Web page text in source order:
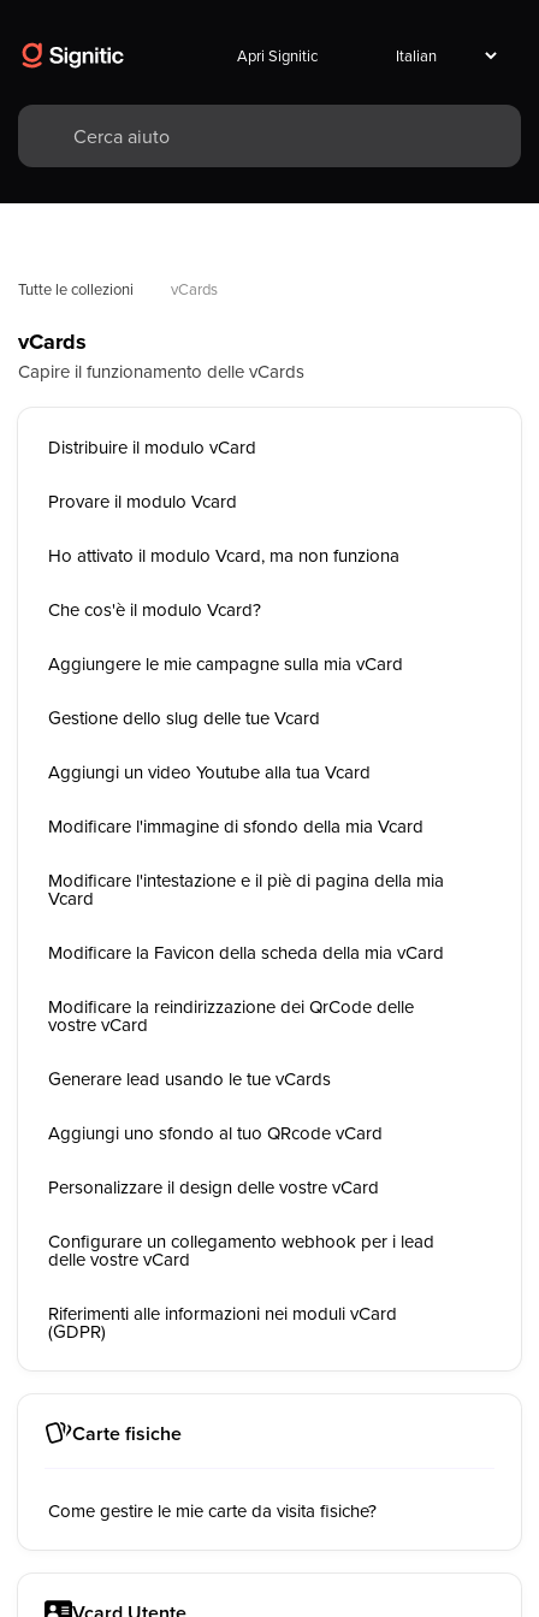
Apri Signitic
Tutte le collezioni vCards
vCards
Capire il funzionamento delle vCards
Distribuire il modulo vCard
Provare il modulo Vcard
Ho attivato il modulo Vcard, ma non funziona
Che cos'è il modulo Vcard?
Aggiungere le mie campagne sulla mia vCard
Gestione dello slug delle tue Vcard
Aggiungi un video Youtube alla tua Vcard
Modificare l'immagine di sfondo della mia Vcard
Modificare l'intestazione e il piè di pagina della mia
Vcard
Modificare la Favicon della scheda della mia vCard
Modificare la reindirizzazione dei QrCode delle
vostre vCard
Generare lead usando le tue vCards
Aggiungi uno sfondo al tuo QRcode vCard
Personalizzare il design delle vostre vCard
Configurare un collegamento webhook per i lead
delle vostre vCard
Riferimenti alle informazioni nei moduli vCard
(GDPR)
Carte fisiche
Come gestire le mie carte da visita fisiche?